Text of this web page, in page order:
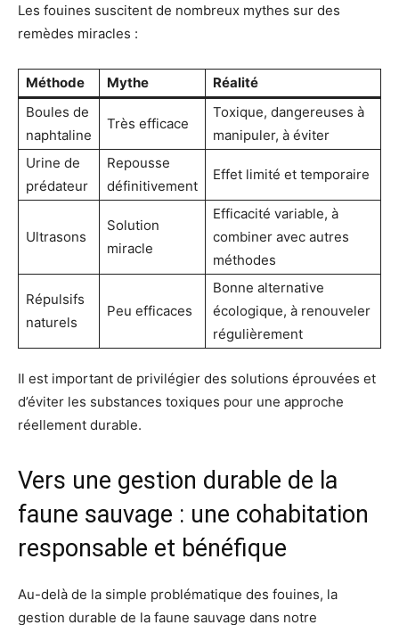
Les fouines suscitent de nombreux mythes sur des
remèdes miracles :
Méthode Mythe
Réalité
Boules de
naphtaline
Très efficace
Toxique, dangereuses à
manipuler, à éviter
Urine de
prédateur
Repousse
définitivement
Effet limité et temporaire
Ultrasons
Solution
miracle
Efficacité variable, à
combiner avec autres
méthodes
Répulsifs
naturels
Peu efficaces
Bonne alternative
écologique, à renouveler
régulièrement
Il est important de privilégier des solutions éprouvées et
d’éviter les substances toxiques pour une approche
réellement durable.
Vers une gestion durable de la
faune sauvage : une cohabitation
responsable et bénéfique
Au-delà de la simple problématique des fouines, la
gestion durable de la faune sauvage dans notre